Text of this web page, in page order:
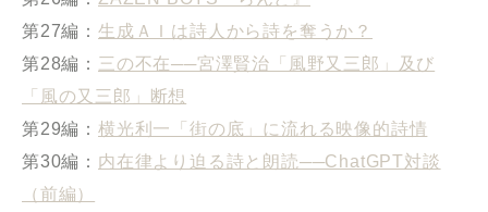
第27編： 生成ＡＩは詩人から詩を奪うか？
第28編： 三の不在──宮澤賢治「風野又三郎」及び
「風の又三郎」断想
第29編： 横光利一「街の底」に流れる映像的詩情
第30編： 内在律より迫る詩と朗読──ChatGPT対談
（前編）